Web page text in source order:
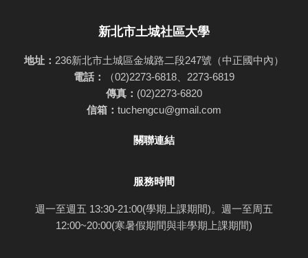
新北市土城社區大學
地址： 236新北市土城區金城路二段247號（中正國中內）
電話：
（02)2273-6818、2273-6819
傳真： (02)2273-6820
信箱： tuchengcu@gmail.com
關聯連結
服務時間
週一至週五 13:30-21:00(學期上課期間)。週一至周五
12:00~20:00(寒暑假期間與非學期上課期間)